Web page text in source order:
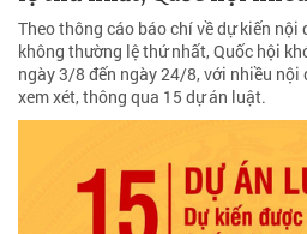
Theo thông cáo báo chí về dự kiến
không thường lệ thứ nhất, Quốc hội
ngày 3/8 đến ngày 24/8, với nhiều nội
xem xét, thông qua 15 dự án luật.